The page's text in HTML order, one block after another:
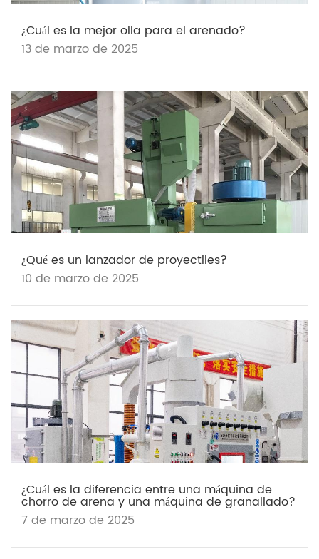
¿Cuál es la mejor olla para el arenado?
13 de marzo de 2025
¿Qué es un lanzador de proyectiles?
10 de marzo de 2025
¿Cuál es la diferencia entre una máquina de
chorro de arena y una máquina de granallado?
7 de marzo de 2025